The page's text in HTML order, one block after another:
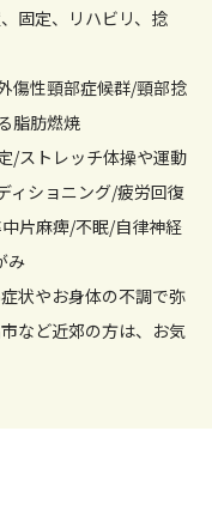
固定、リハビリ、捻
傷性頸部症候群/頸部捻
脂肪燃焼
/ストレッチ体操や運動
ィショニング/疲労回復
片麻痺/不眠/自律神経
み
状やお身体の不調で弥
など近郊の方は、お気